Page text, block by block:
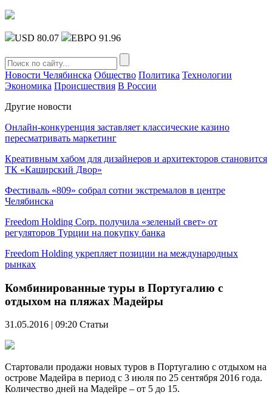
USD 80.07 ЕВРО 91.96
Новости Челябинска Общество Политика Технологии
Экономика Происшествия В России
Другие новости
Онлайн-конкуренция заставляет классические казино
пересматривать маркетинг
Креативным хабом для дизайнеров и архитекторов становится
ТК «Каширский Двор»
Фестиваль «809» собрал сотни экстремалов в центре
Челябинска
Freedom Holding Corp. получила «зеленый свет» от
регуляторов Турции на покупку банка
Freedom Holding укрепляет позиции на международных
рынках
Комбинированные туры в Португалию с
отдыхом на пляжах Мадейры
31.05.2016 | 09:20 Статьи
Стартовали продажи новых туров в Португалию с отдыхом на
острове Мадейра в период с 3 июля по 25 сентября 2016 года.
Количество дней на Мадейре – от 5 до 15.